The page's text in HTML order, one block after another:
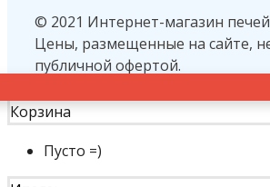
© 2021 Интернет-магазин
Цены, размещенные на сайте,
публичной офертой.
Корзина
Пусто =)